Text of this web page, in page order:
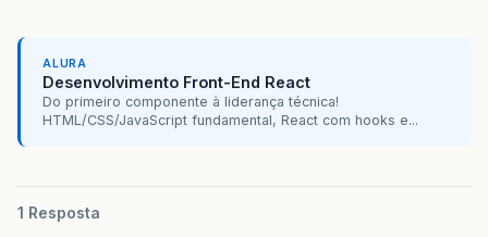
ALURA
Desenvolvimento Front-End React
Do primeiro componente à liderança técnica!
HTML/CSS/JavaScript fundamental, React com hooks e...
1 Resposta